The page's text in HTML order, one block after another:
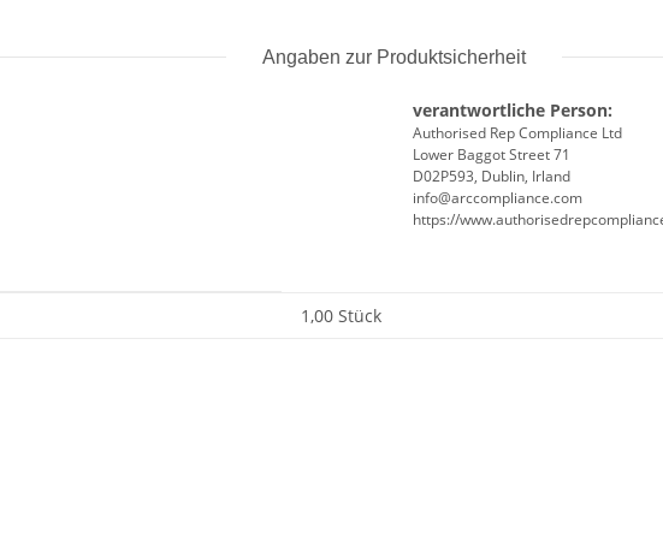
Angaben zur Produktsicherheit
verantwortliche Person:
Authorised Rep Compliance Ltd
Lower Baggot Street 71
D02P593, Dublin, Irland
info@arccompliance.com
https://
1,00 Stück